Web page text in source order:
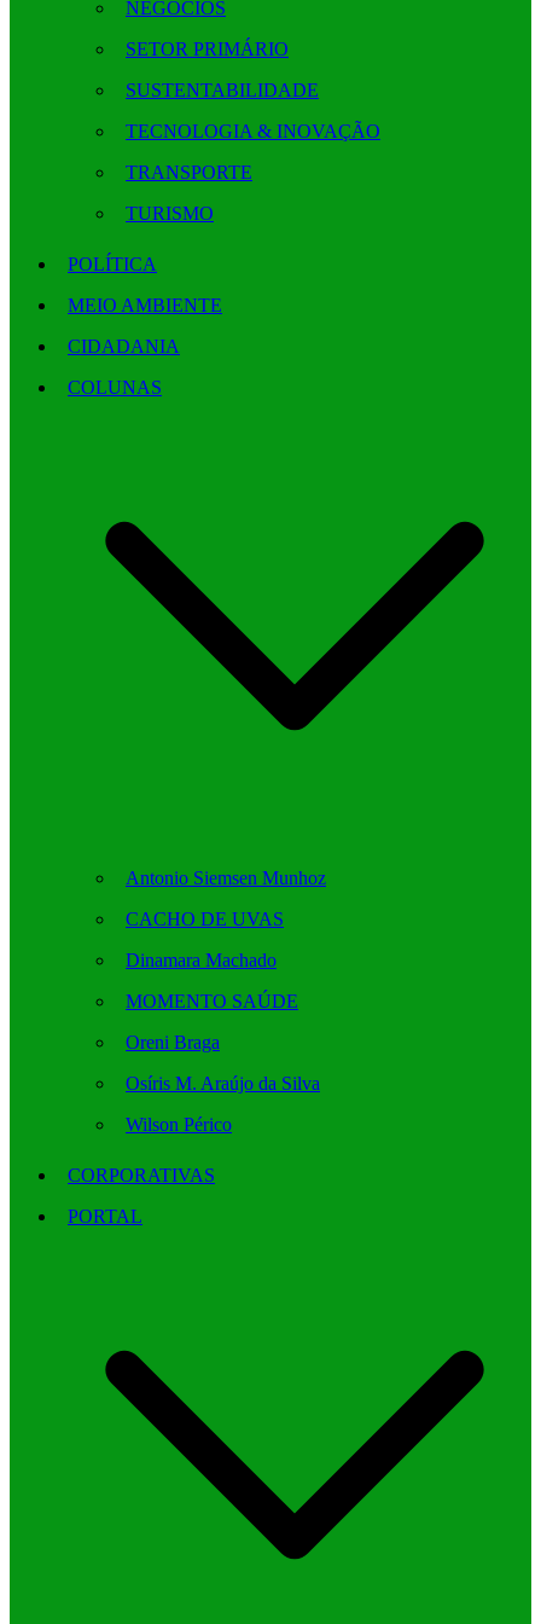
NEGÓCIOS
SETOR PRIMÁRIO
SUSTENTABILIDADE
TECNOLOGIA & INOVAÇÃO
TRANSPORTE
TURISMO
POLÍTICA
MEIO AMBIENTE
CIDADANIA
COLUNAS
Antonio Siemsen Munhoz
CACHO DE UVAS
Dinamara Machado
MOMENTO SAÚDE
Oreni Braga
Osíris M. Araújo da Silva
Wilson Périco
CORPORATIVAS
PORTAL